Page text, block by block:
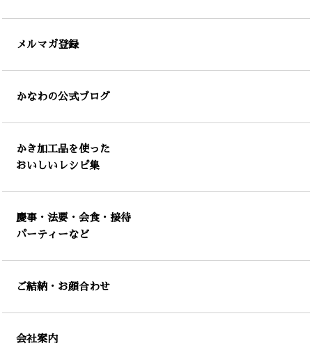
メルマガ登録
かなわの公式ブログ
かき加工品を使った
おいしいレシピ集
慶事・法要・会食・接待
パーティーなど
ご結納・お顔合わせ
会社案内